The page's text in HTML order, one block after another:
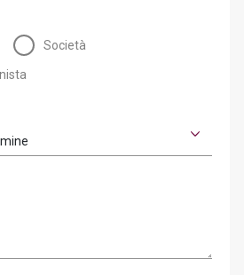
Società